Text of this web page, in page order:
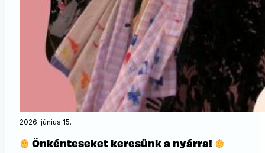
2026. június 15.
Önkénteseket keresünk a nyárra!